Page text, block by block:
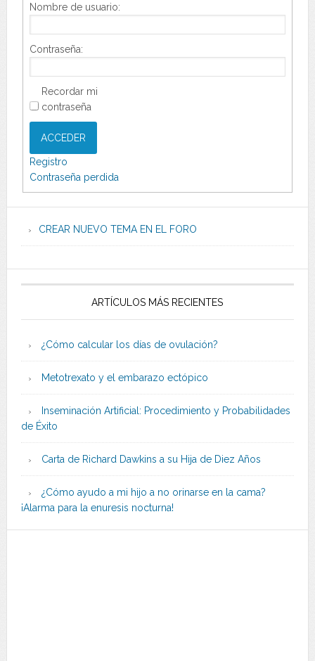
Nombre de usuario:
Contraseña:
Recordar mi
contraseña
ACCEDER
Registro
Contraseña perdida
CREAR NUEVO TEMA EN EL FORO
ARTÍCULOS MÁS RECIENTES
¿Cómo calcular los días de ovulación?
Metotrexato y el embarazo ectópico
Inseminación Artificial: Procedimiento y Probabilidades
de Éxito
Carta de Richard Dawkins a su Hija de Diez Años
¿Cómo ayudo a mi hijo a no orinarse en la cama?
¡Alarma para la enuresis nocturna!